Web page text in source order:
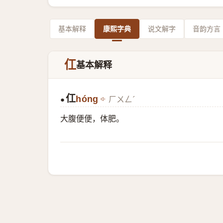
基本解释 康熙字典 说文解字 音韵方言
仜基本解释
● 仜hóng ㄏㄨㄥˊ
大腹便便，体肥。